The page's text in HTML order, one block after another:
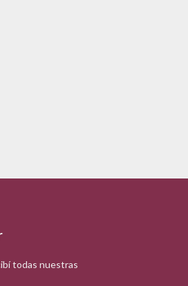
todas nuestras